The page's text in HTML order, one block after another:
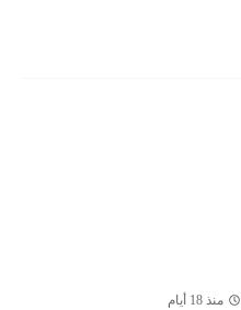
منذ 18 أيام